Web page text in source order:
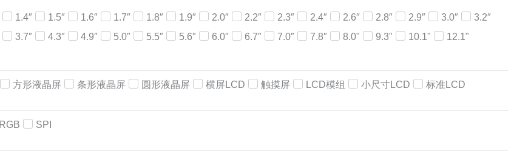
1.4″ 1.5″ 1.6″ 1.7″ 1.8″ 1.9″ 2.0″ 2.2″ 2.3″ 2.4″ 2.6″ 2.8″ 2.9″ 3.0″
3.2″
3.7″ 4.3″ 4.9″ 5.0″ 5.5″ 5.6″ 6.0″ 6.7″ 7.0″ 7.8″ 8.0" 9.3" 10.1"
12.1"
方形液晶屏 条形液晶屏 圆形液晶屏 横屏LCD 触摸屏 LCD模组 小尺寸LCD 标准LCD
RGB SPI